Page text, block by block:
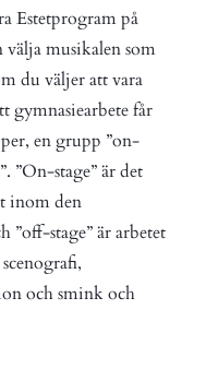
Estetprogram på
välja musikalen som
du väljer att vara
gymnasiearbete får
en grupp ”on-
”On-stage” är det
inom den
”off-stage” är arbetet
och smink och